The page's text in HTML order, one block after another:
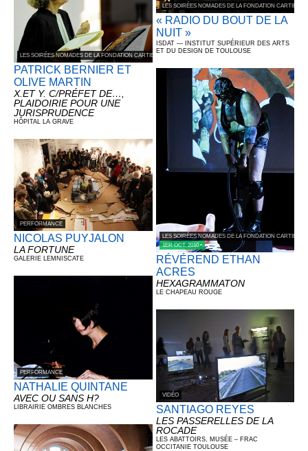
LES SOIRÉES NOMADES DE LA FONDATION CARTIER POUR L’ART CONTEMPORAIN
PATRICK BERNIER ET
OLIVE MARTIN
X.ET Y. C/PRÉFET DE…,
PLAIDOIRIE POUR UNE
JURISPRUDENCE
HÔPITAL LA GRAVE
PERFORMANCE
NICOLAS PUYJALON
LA FORTUNE
GALERIE LEMNISCATE
PERFORMANCE
NATHALIE QUINTANE
AVEC OU SANS H?
LIBRAIRIE OMBRES BLANCHES
LES SOIRÉES NOMADES DE LA FONDATION CARTIER
« RADIO DU BOUT DE LA
NUIT »
ISDAT — INSTITUT SUPÉRIEUR DES ARTS
ET DU DESIGN DE TOULOUSE
LES SOIRÉES NOMADES DE LA FONDATION CARTIER
1ER OCT. 2010 •
RÉVÉREND ETHAN
ACRES
HEXAGRAMMATON
LE CHAPEAU ROUGE
VIDÉO
SANTIAGO REYES
LES PASSERELLES DE LA
ROCADE
LES ABATTOIRS, MUSÉE – FRAC
OCCITANIE TOULOUSE